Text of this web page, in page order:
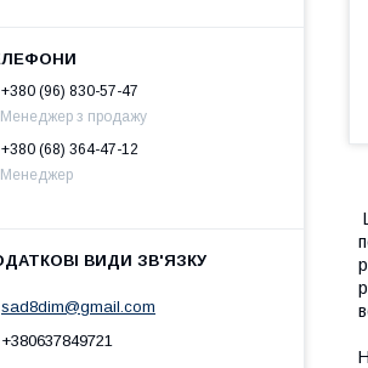
+380 (96) 830-57-47
Менеджер з продажу
+380 (68) 364-47-12
Менеджер
sad8dim@gmail.com
+380637849721